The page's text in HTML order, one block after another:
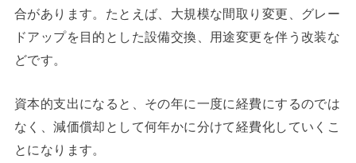
合があります。たとえば、大規模な間取り変更、グレー
ドアップを目的とした設備交換、用途変更を伴う改装な
どです。
資本的支出になると、その年に一度に経費にするのでは
なく、減価償却として何年かに分けて経費化していくこ
とになります。